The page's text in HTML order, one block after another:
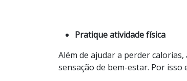
Pratique atividade física
Além de ajudar a perder
sensação de bem-estar. Por